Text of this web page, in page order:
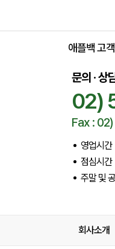
애플백 고
문의 · 상
02)
Fax :
영업시
점심시
주말 및
회사소개